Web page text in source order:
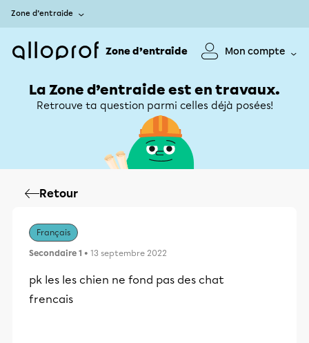
Zone d’entraide
Zone d’entraide Mon compte
La Zone d’entraide est en travaux.
Retrouve ta question parmi celles déjà posées!
Retour
Français
Secondaire 1 • 13 septembre 2022
pk les les chien ne fond pas des chat
frencais